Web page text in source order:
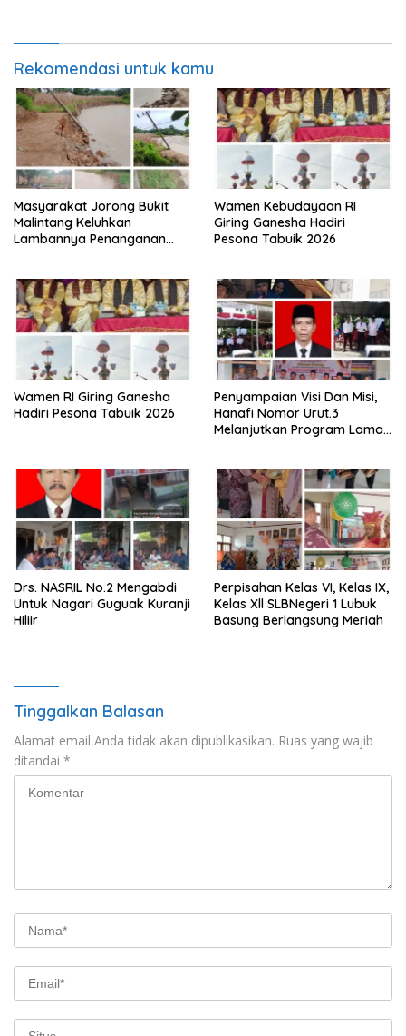
Rekomendasi untuk kamu
Masyarakat Jorong Bukit
Malintang Keluhkan
Lambannya Penanganan
Wamen Kebudayaan RI
Giring Ganesha Hadiri
Pesona Tabuik 2026
Wamen RI Giring Ganesha
Hadiri Pesona Tabuik 2026
Penyampaian Visi Dan Misi,
Hanafi Nomor Urut.3
Melanjutkan Program Lama
Drs. NASRIL No.2 Mengabdi
Untuk Nagari Guguak Kuranji
Hiliir
Perpisahan Kelas VI, Kelas IX,
Kelas Xll SLBNegeri 1 Lubuk
Basung Berlangsung Meriah
Tinggalkan Balasan
Alamat email Anda tidak akan dipublikasikan. Ruas yang wajib
ditandai *